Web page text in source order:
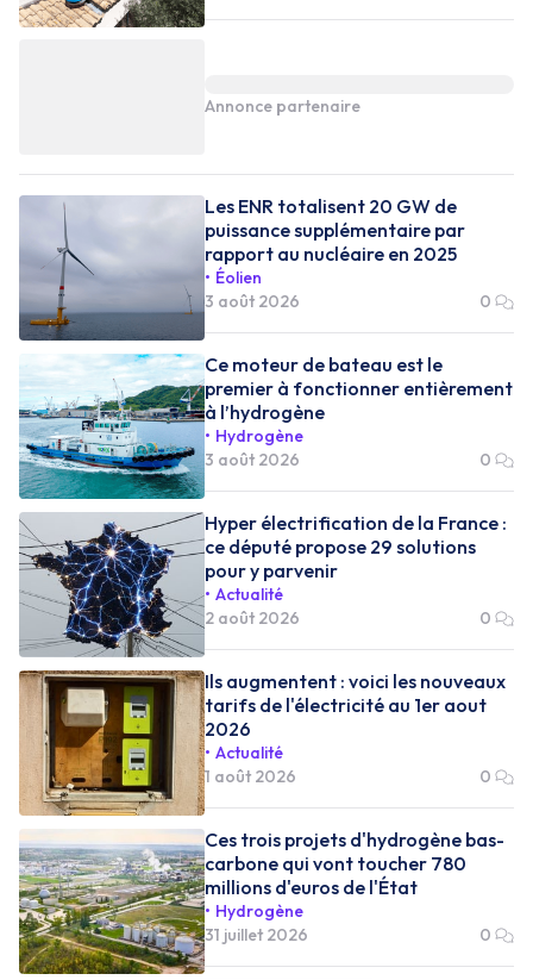
Annonce partenaire
Les ENR totalisent 20 GW de
puissance supplémentaire par
rapport au nucléaire en 2025
Éolien
3 août 2026
0
Ce moteur de bateau est le
premier à fonctionner entièrement
à l’hydrogène
Hydrogène
3 août 2026
0
Hyper électrification de la France :
ce député propose 29 solutions
pour y parvenir
Actualité
2 août 2026
0
Ils augmentent : voici les nouveaux
tarifs de l'électricité au 1er aout
2026
Actualité
1 août 2026
0
Ces trois projets d'hydrogène bas-
carbone qui vont toucher 780
millions d'euros de l'État
Hydrogène
31 juillet 2026
0